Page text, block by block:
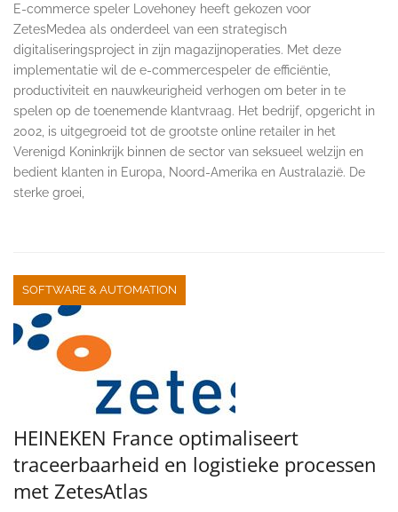
E-commerce speler Lovehoney heeft gekozen voor
ZetesMedea als onderdeel van een strategisch
digitaliseringsproject in zijn magazijnoperaties. Met deze
implementatie wil de e-commercespeler de efficiëntie,
productiviteit en nauwkeurigheid verhogen om beter in te
spelen op de toenemende klantvraag. Het bedrijf, opgericht in
2002, is uitgegroeid tot de grootste online retailer in het
Verenigd Koninkrijk binnen de sector van seksueel welzijn en
bedient klanten in Europa, Noord-Amerika en Australazië. De
sterke groei,
SOFTWARE & AUTOMATION
HEINEKEN France optimaliseert
traceerbaarheid en logistieke processen
met ZetesAtlas